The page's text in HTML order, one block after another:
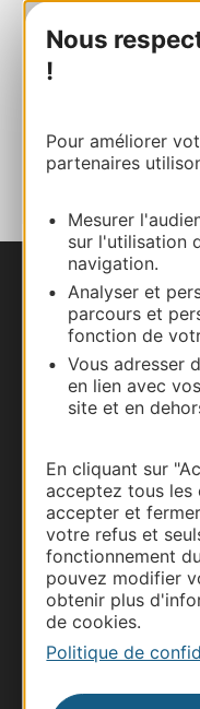
Nous
!
Pour améliorer
partenaires
Mesurer
sur l'utilisation
navigation.
Analyser et
parcours et
fonction de
Vous adresser
en lien avec
site et en
En cliquant sur
acceptez tous les
accepter et
votre refus et
fonctionnement
pouvez modifier
obtenir plus
de cookies.
Politique de
AJOUTER
AU CARNET
Nous
Carte
Thermalisme
Business/Mice